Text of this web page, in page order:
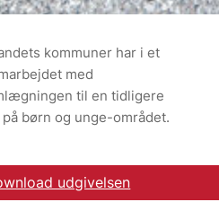
kommuner har i et
med
til en tidligere
børn og unge-området.
udgivelsen
Hent rapporten